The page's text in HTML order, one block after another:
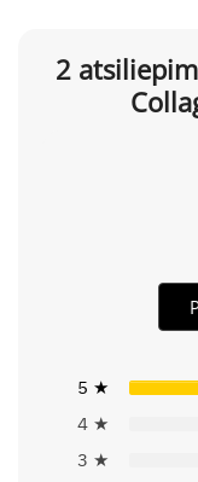
2
5 ★
4 ★
3 ★